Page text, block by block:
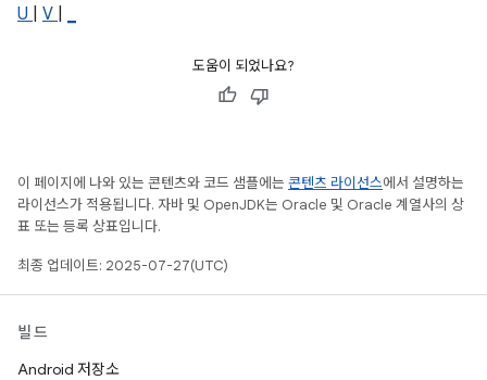
U
V
도움이 되었나요?
이 페이지에 나와 있는 콘텐츠와 코드 샘플에는 콘텐츠 라이선스에서 설명하는
라이선스가 적용됩니다. 자바 및 OpenJDK는 Oracle 및 Oracle 계열사의 상
표 또는 등록 상표입니다.
최종 업데이트: 2025-07-27(UTC)
빌드
Android 저장소